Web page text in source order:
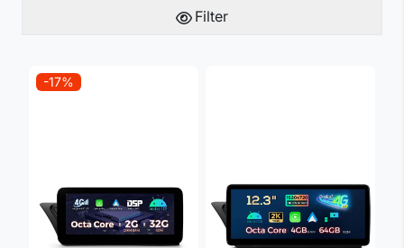
Filter
-17%